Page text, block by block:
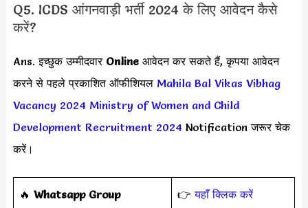
Q5. ICDS आंगनवाड़ी भर्ती 2024 के लिए आवेदन कैसे
करें?
Ans. इच्छुक उम्मीदवार Online आवेदन कर सकते हैं, कृपया आवेदन
करने से पहले प्रकाशित ऑफीशियल Mahila Bal Vikas Vibhag
Vacancy 2024 Ministry of Women and Child
Development Recruitment 2024 Notification जरूर चेक
करें।
🔥 Whatsapp Group 👉यहाँ क्लिक करें